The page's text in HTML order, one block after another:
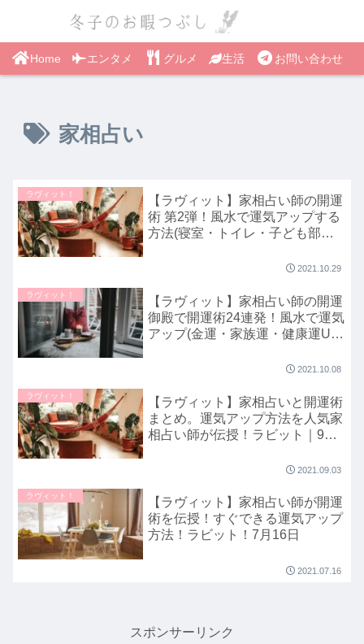
Home エンタメ グルメ 生活 お問い合わせ
家相占い
ラヴィット！
【ラヴィット】家相占い師の開運
術 第2弾！風水で運気アップする
方法(寝室・トイレ・子ども部屋)
2021.10.29
ラヴィット！
【ラヴィット】家相占い師の開運
御殿で開運術24連発！風水で運気
アップ(金運・家族運・健康運UP)
2021.10.08
ラヴィット！
【ラヴィット】家相占いと開運術
まとめ。運気アップ方法を人気家
相占い師が伝授！ラビット｜9月3
2021.09.03
ラヴィット！
【ラヴィット】家相占い師が開運
術を伝授！すぐできる運気アップ
方法！ラビット！7月16日
2021.07.16
スポンサーリンク